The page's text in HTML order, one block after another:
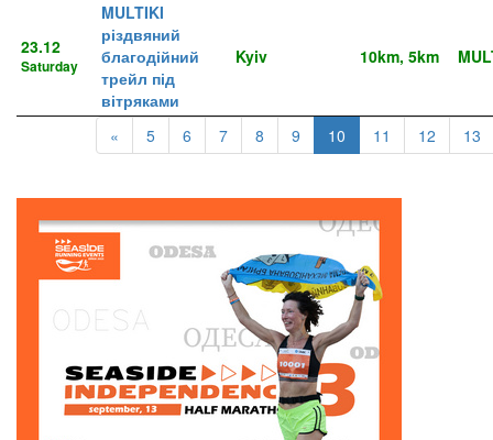
23.12
Saturday
MULTIKI
різдвяний
благодійний
трейл під
вітряками
Kyiv 10km, 5km
« 5 6 7 8 9 10 11 12 13